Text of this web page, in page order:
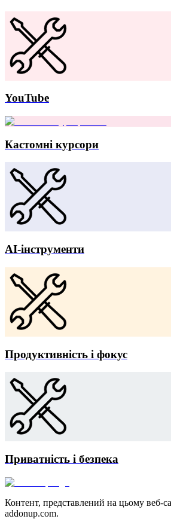
YouTube
Кастомні курсори
AI-інструменти
Продуктивність і фокус
Приватність і безпека
Контент, представлений на цьому веб-
addonup.com.